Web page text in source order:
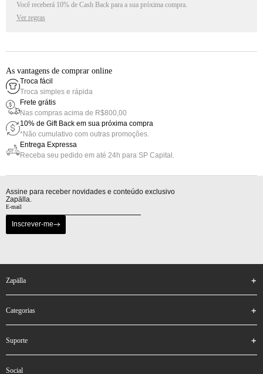
Você receberá 10% de Cash Back para a sua próxima compra.
Ver regras
As vantagens de comprar online
Troca fácil
Troca simples e rápida
Frete grátis
Nas compras acima de R$800,00
10% de Gift Back em sua próxima compra
*Não cumulativo com outras promoções.
Entrega Expressa
Receba seu pedido em até 24h para SP Capital.
Assine para receber novidades e conteúdo exclusivo
Zapälla.
Inscrever-me
zapälla
categorias
suporte
social